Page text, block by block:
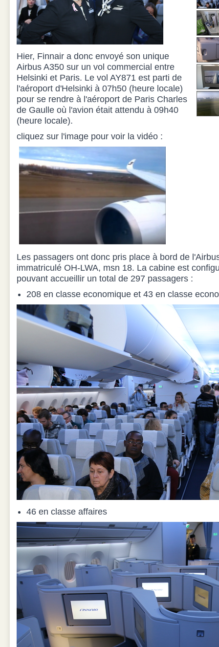
Hier, Finnair a donc envoyé son unique
Airbus A350 sur un vol commercial entre
Helsinki et Paris. Le vol AY871 est parti de
l'aéroport d'Helsinki à 07h50 (heure locale)
pour se rendre à l'aéroport de Paris Charles
de Gaulle où l'avion était attendu à 09h40
(heure locale).
cliquez sur l'image pour voir la vidéo :
Les passagers ont donc pris place à bord de
immatriculé OH-LWA, msn 18. La cabine est
pouvant accueillir un total de 297 passagers :
208 en classe economique et 43 en classe
46 en classe affaires